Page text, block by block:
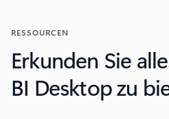
RESSOURCEN
Erkunden Sie
BI Desktop zu